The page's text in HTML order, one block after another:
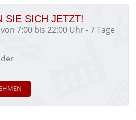
SIE SICH JETZT!
7:00 bis 22:00 Uhr - 7 Tage